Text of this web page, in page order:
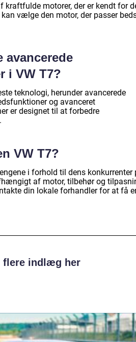
kraftfulde motorer, der er kendt for
vælge den motor, der passer
avancerede
i VW T7?
teknologi, herunder avancerede
og avanceret
er designet til at forbedre
VW T7?
i forhold til dens konkurrenter
af motor, tilbehør og
din lokale forhandler for at få
flere indlæg her